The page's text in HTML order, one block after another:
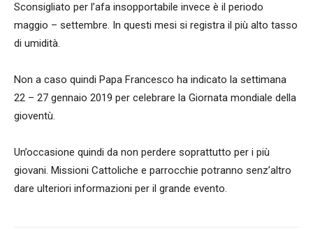
Sconsigliato per l’afa insopportabile invece è il periodo
maggio – settembre. In questi mesi si registra il più alto tasso
di umidità.
Non a caso quindi Papa Francesco ha indicato la settimana
22 – 27 gennaio 2019 per celebrare la Giornata mondiale della
gioventù.
Un’occasione quindi da non perdere soprattutto per i più
giovani. Missioni Cattoliche e parrocchie potranno senz’altro
dare ulteriori informazioni per il grande evento.